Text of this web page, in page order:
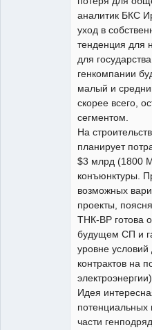
аналитик БКС
уход в
тенденция для
для
генкомпании
малый и
скорее всего,
сегментом.
На
планирует
$3 млрд (1800
конъюнктуры.
возможных
проекты,
ТНК-ВР готова
будущем СП и
уровне
контрактов на
Идея
потенциальных
части